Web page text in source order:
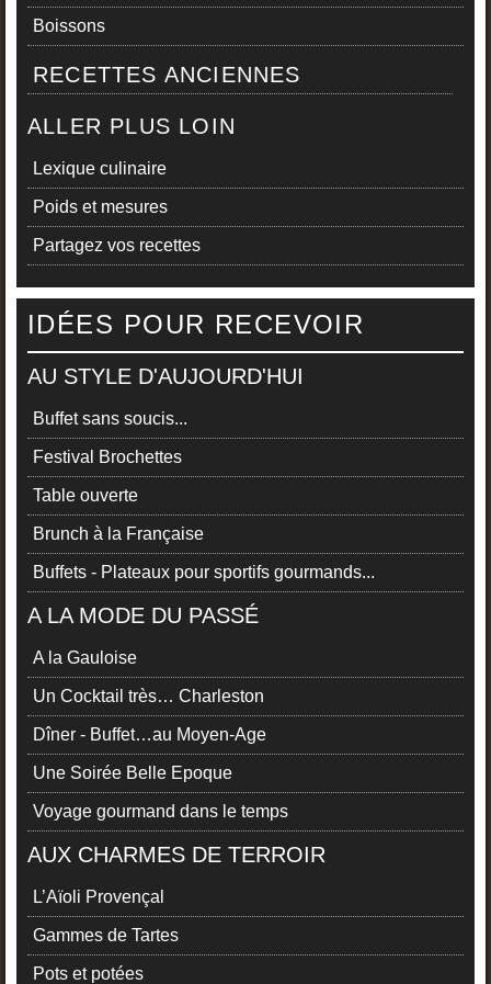
Boissons
RECETTES ANCIENNES
ALLER PLUS LOIN
Lexique culinaire
Poids et mesures
Partagez vos recettes
IDÉES POUR RECEVOIR
AU STYLE D'AUJOURD'HUI
Buffet sans soucis...
Festival Brochettes
Table ouverte
Brunch à la Française
Buffets - Plateaux pour sportifs gourmands...
A LA MODE DU PASSÉ
A la Gauloise
Un Cocktail très… Charleston
Dîner - Buffet…au Moyen-Age
Une Soirée Belle Epoque
Voyage gourmand dans le temps
AUX CHARMES DE TERROIR
L’Aïoli Provençal
Gammes de Tartes
Pots et potées